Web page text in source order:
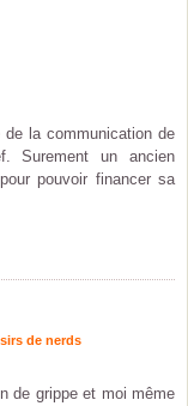
la communication de
Surement un ancien
pouvoir financer sa
de nerds
de grippe et moi même